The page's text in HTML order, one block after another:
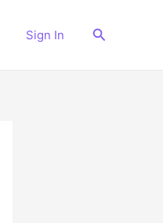
Sign In
搜